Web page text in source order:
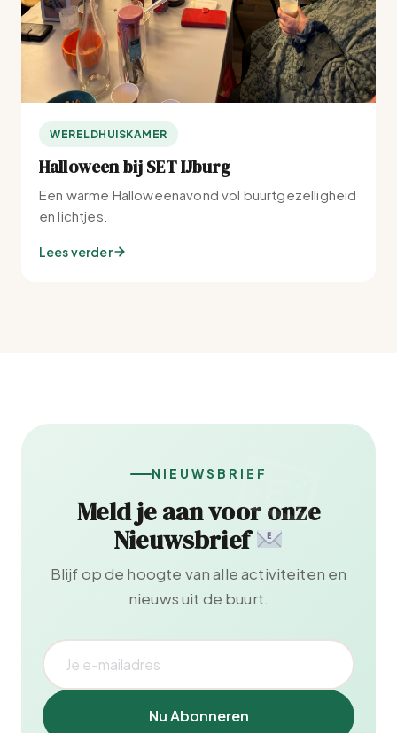
WERELDHUISKAMER
Halloween bij SET IJburg
Een warme Halloweenavond vol buurtgezelligheid
en lichtjes.
Lees verder
NIEUWSBRIEF
Meld je aan voor onze
Nieuwsbrief
Blijf op de hoogte van alle activiteiten en
nieuws uit de buurt.
Nu Abonneren